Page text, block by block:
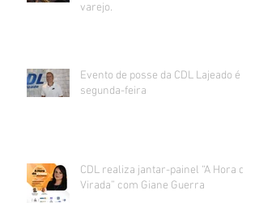
varejo.
Evento de posse da CDL Lajeado é
segunda-feira
CDL realiza jantar-painel “A Hora da
Virada” com Giane Guerra